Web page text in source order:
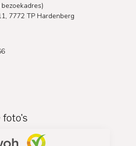
7772 TP Hardenberg
foto's